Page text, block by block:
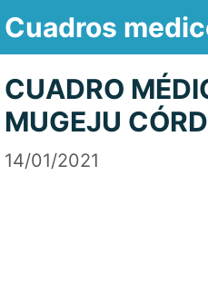
Saltar
contenido
Cuadros
CUADRO
MUGEJU
14/01/2021